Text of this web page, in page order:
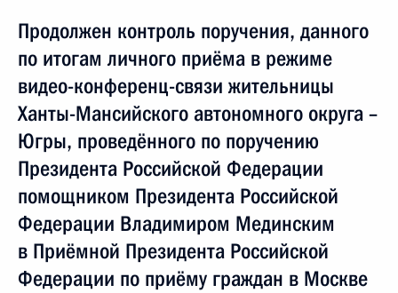
Продолжен контроль поручения, данного
по итогам личного приёма в режиме
видео-конференц-связи жительницы
Ханты-Мансийского автономного округа –
Югры, проведённого по поручению
Президента Российской Федерации
помощником Президента Российской
Федерации Владимиром Мединским
в Приёмной Президента Российской
Федерации по приёму граждан в Москве